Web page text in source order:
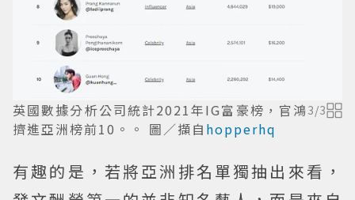
英國數據分析公司統計2021年IG富豪榜，官鴻
擠進亞洲榜前10。。 圖／擷自 hopperhq
3/3
有趣的是，若將亞洲排名單獨抽出來看，